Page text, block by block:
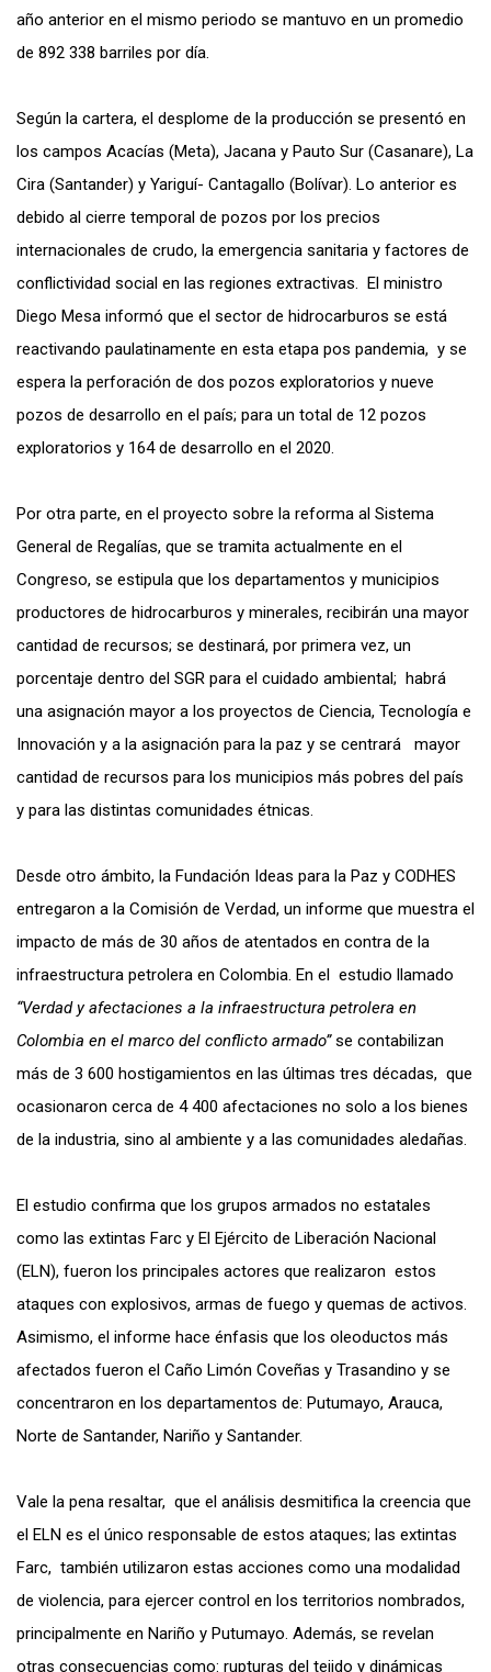
año anterior en el mismo periodo se mantuvo en un promedio
de 892 338 barriles por día.
Según la cartera, el desplome de la producción se presentó en
los campos Acacías (Meta), Jacana y Pauto Sur (Casanare), La
Cira (Santander) y Yariguí- Cantagallo (Bolívar). Lo anterior es
debido al cierre temporal de pozos por los precios
internacionales de crudo, la emergencia sanitaria y factores de
conflictividad social en las regiones extractivas. El ministro
Diego Mesa informó que el sector de hidrocarburos se está
reactivando paulatinamente en esta etapa pos pandemia, y se
espera la perforación de dos pozos exploratorios y nueve
pozos de desarrollo en el país; para un total de 12 pozos
exploratorios y 164 de desarrollo en el 2020.
Por otra parte, en el proyecto sobre la reforma al Sistema
General de Regalías, que se tramita actualmente en el
Congreso, se estipula que los departamentos y municipios
productores de hidrocarburos y minerales, recibirán una mayor
cantidad de recursos; se destinará, por primera vez, un
porcentaje dentro del SGR para el cuidado ambiental; habrá
una asignación mayor a los proyectos de Ciencia, Tecnología e
Innovación y a la asignación para la paz y se centrará mayor
cantidad de recursos para los municipios más pobres del país
y para las distintas comunidades étnicas.
Desde otro ámbito, la Fundación Ideas para la Paz y CODHES
entregaron a la Comisión de Verdad, un informe que muestra el
impacto de más de 30 años de atentados en contra de la
infraestructura petrolera en Colombia. En el estudio llamado
“Verdad y afectaciones a la infraestructura petrolera en
Colombia en el marco del conflicto armado”se contabilizan
más de 3 600 hostigamientos en las últimas tres décadas, que
ocasionaron cerca de 4 400 afectaciones no solo a los bienes
de la industria, sino al ambiente y a las comunidades aledañas.
El estudio confirma que los grupos armados no estatales
como las extintas Farc y El Ejército de Liberación Nacional
(ELN), fueron los principales actores que realizaron estos
ataques con explosivos, armas de fuego y quemas de activos.
Asimismo, el informe hace énfasis que los oleoductos más
afectados fueron el Caño Limón Coveñas y Trasandino y se
concentraron en los departamentos de: Putumayo, Arauca,
Norte de Santander, Nariño y Santander.
Vale la pena resaltar, que el análisis desmitifica la creencia que
el ELN es el único responsable de estos ataques; las extintas
Farc, también utilizaron estas acciones como una modalidad
de violencia, para ejercer control en los territorios nombrados,
principalmente en Nariño y Putumayo. Además, se revelan
otras consecuencias como: rupturas del tejido y dinámicas